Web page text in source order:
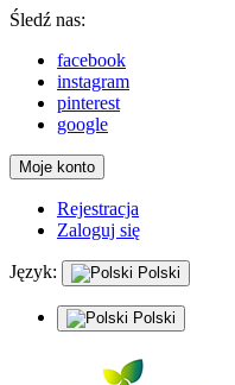
Śledź nas:
facebook
instagram
pinterest
google
Moje konto
Rejestracja
Zaloguj się
Język: Polski
Polski